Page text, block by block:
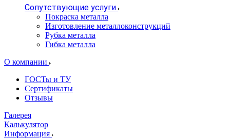
Сопутствующие услуги
Покраска металла
Изготовление металлоконструкций
Рубка металла
Гибка металла
О компании
ГОСТы и ТУ
Сертификаты
Отзывы
Галерея
Калькулятор
Информация